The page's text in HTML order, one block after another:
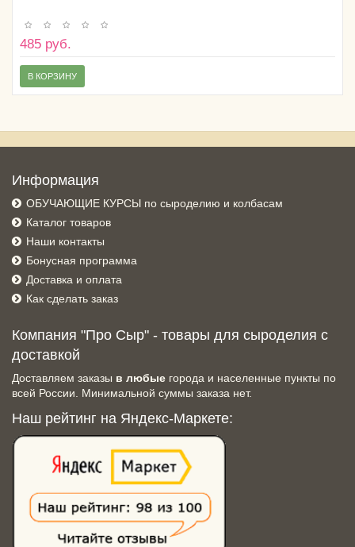
485 руб.
В КОРЗИНУ
Информация
ОБУЧАЮЩИЕ КУРСЫ по сыроделию и колбасам
Каталог товаров
Наши контакты
Бонусная программа
Доставка и оплата
Как сделать заказ
Компания "Про Сыр" - товары для сыроделия с
доставкой
Доставляем заказы в любые города и населенные пункты по
всей России. Минимальной суммы заказа нет.
Наш рейтинг на Яндекс-Маркете: